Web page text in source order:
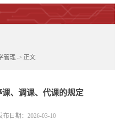
管理 -> 正文
、调课、代课的规定
布日期：2026-03-10